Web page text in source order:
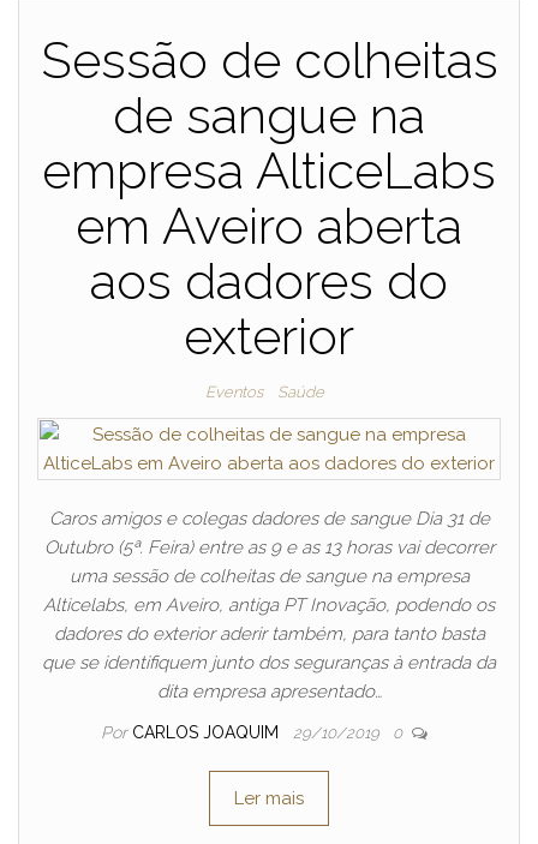
Sessão de colheitas
de sangue na
empresa AlticeLabs
em Aveiro aberta
aos dadores do
exterior
Eventos Saúde
Caros amigos e colegas dadores de sangue Dia 31 de
Outubro (5ª. Feira) entre as 9 e as 13 horas vai decorrer
uma sessão de colheitas de sangue na empresa
Alticelabs, em Aveiro, antiga PT Inovação, podendo os
dadores do exterior aderir também, para tanto basta
que se identifiquem junto dos seguranças à entrada da
dita empresa apresentado…
Por CARLOS JOAQUIM 29/10/2019 0
Ler mais